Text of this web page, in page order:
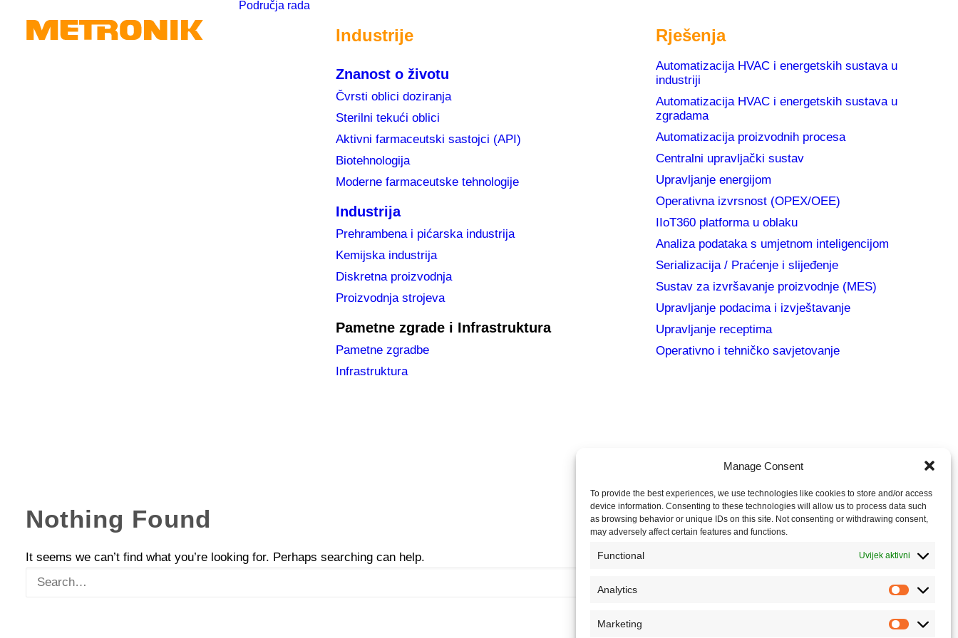
Manage Consent
To provide the best experiences, we use technologies like cookies to store and/or access
device information. Consenting to these technologies will allow us to process data such
as browsing behavior or unique IDs on this site. Not consenting or withdrawing consent,
may adversely affect certain features and functions.
Functional Uvijek aktivni
Analytics
Marketing
Područja rada
Industrije
Znanost o životu
Čvrsti oblici doziranja
Sterilni tekući oblici
Aktivni farmaceutski sastojci (API)
Biotehnologija
Moderne farmaceutske tehnologije
Industrija
Prehrambena i pićarska industrija
Kemijska industrija
Diskretna proizvodnja
Proizvodnja strojeva
Pametne zgrade i Infrastruktura
Pametne zgradbe
Infrastruktura
Rješenja
Automatizacija HVAC i energetskih sustava u
industriji
Automatizacija HVAC i energetskih sustava u
zgradama
Automatizacija proizvodnih procesa
Centralni upravljački sustav
Upravljanje energijom
Operativna izvrsnost (OPEX/OEE)
IIoT360 platforma u oblaku
Analiza podataka s umjetnom inteligencijom
Serializacija / Praćenje i slijeđenje
Sustav za izvršavanje proizvodnje (MES)
Upravljanje podacima i izvještavanje
Upravljanje receptima
Operativno i tehničko savjetovanje
Nothing Found
It seems we can’t find what you’re looking for. Perhaps searching can help.